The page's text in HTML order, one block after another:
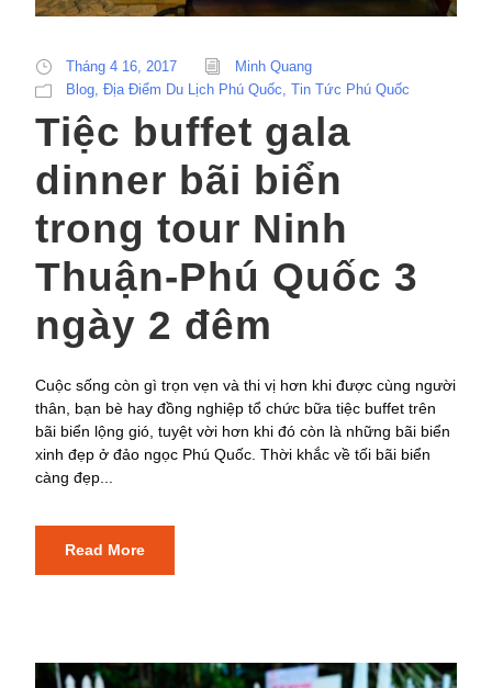
Tháng 4 16, 2017
Minh Quang
Blog Địa Điểm Du Lịch Phú Quốc Tin Tức Phú Quốc
Tiệc buffet gala
dinner bãi biển
trong tour Ninh
Thuận-Phú Quốc 3
ngày 2 đêm
Cuộc sống còn gì trọn vẹn và thi vị hơn khi được cùng người
thân, bạn bè hay đồng nghiệp tổ chức bữa tiệc buffet trên
bãi biển lộng gió, tuyệt vời hơn khi đó còn là những bãi biển
xinh đẹp ở đảo ngọc Phú Quốc. Thời khắc về tối bãi biển
càng đẹp...
Read More